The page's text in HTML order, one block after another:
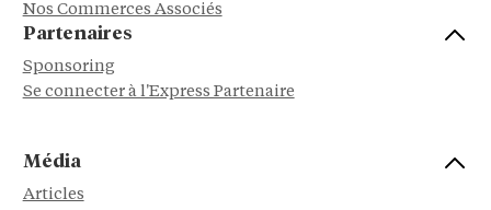
Nos Commerces Associés
Partenaires
Sponsoring
Se connecter à l'Express Partenaire
Média
Articles